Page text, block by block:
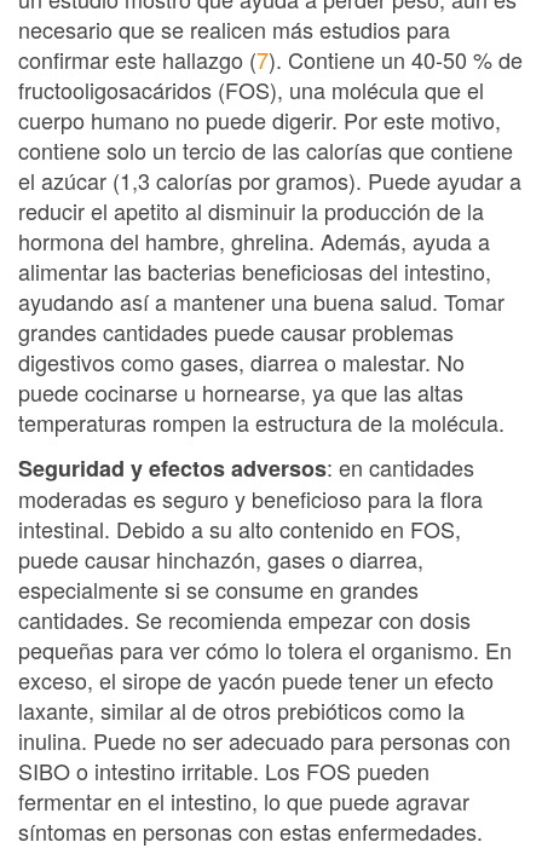
necesario que se realicen más estudios para
confirmar este hallazgo (7). Contiene un 40-50 % de
fructooligosacáridos (FOS), una molécula que el
cuerpo humano no puede digerir. Por este motivo,
contiene solo un tercio de las calorías que contiene
el azúcar (1,3 calorías por gramos). Puede ayudar a
reducir el apetito al disminuir la producción de la
hormona del hambre, ghrelina. Además, ayuda a
alimentar las bacterias beneficiosas del intestino,
ayudando así a mantener una buena salud. Tomar
grandes cantidades puede causar problemas
digestivos como gases, diarrea o malestar. No
puede cocinarse u hornearse, ya que las altas
temperaturas rompen la estructura de la molécula.
Seguridad y efectos adversos: en cantidades
moderadas es seguro y beneficioso para la flora
intestinal. Debido a su alto contenido en FOS,
puede causar hinchazón, gases o diarrea,
especialmente si se consume en grandes
cantidades. Se recomienda empezar con dosis
pequeñas para ver cómo lo tolera el organismo. En
exceso, el sirope de yacón puede tener un efecto
laxante, similar al de otros prebióticos como la
inulina. Puede no ser adecuado para personas con
SIBO o intestino irritable. Los FOS pueden
fermentar en el intestino, lo que puede agravar
síntomas en personas con estas enfermedades.